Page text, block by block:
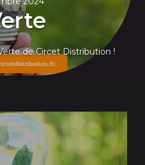
de Circet Distribution !